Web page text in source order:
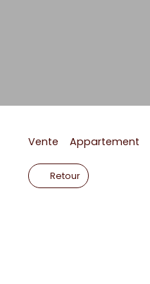
Vente Appartement
Retour